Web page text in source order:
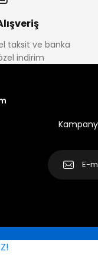
taksit ve banka
indirim